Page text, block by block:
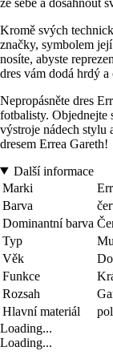
Kromě svých
značky, symbolem
nosíte, abyste
dres vám dodá hrdý
Nepropásněte dres
fotbalisty. Objednejte
výstroje nádech stylu
dresem Errea Gareth!
Další informace
Marki
Barva
Dominantní barva
Typ
Věk
Funkce
Rozsah
Hlavní materiál
Loading...
Loading...